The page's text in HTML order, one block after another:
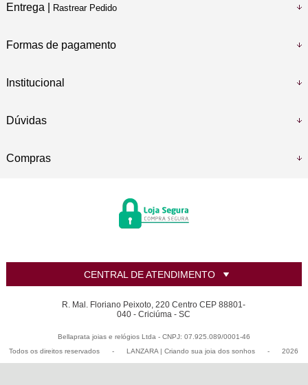
Entrega | Rastrear Pedido
Formas de pagamento
Institucional
Dúvidas
Compras
CENTRAL DE ATENDIMENTO
R. Mal. Floriano Peixoto, 220 Centro CEP 88801-
040 - Criciúma - SC
Bellaprata joias e relógios Ltda - CNPJ: 07.925.089/0001-46
Todos os direitos reservados
- LANZARA | Criando sua joia dos sonhos - 2026